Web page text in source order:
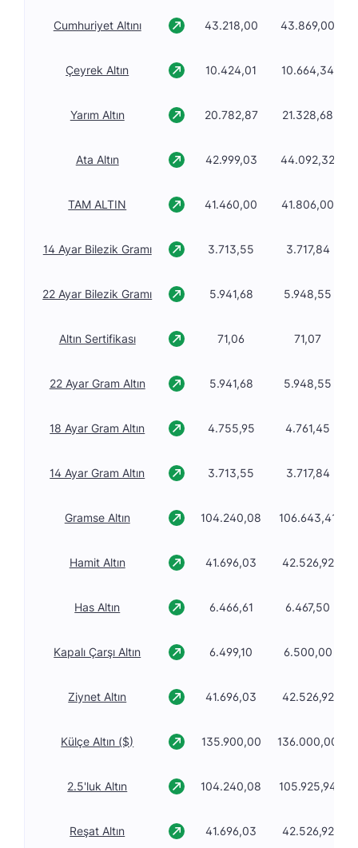
Cumhuriyet Altını 43.218,00 43.869,00
Çeyrek Altın 10.424,01 10.664,34
Yarım Altın 20.782,87 21.328,68
Ata Altın 42.999,03 44.092,32
TAM ALTIN 41.460,00 41.806,00
14 Ayar Bilezik Gramı 3.713,55 3.717,84
22 Ayar Bilezik Gramı 5.941,68 5.948,55
Altın Sertifikası 71,06 71,07
22 Ayar Gram Altın 5.941,68 5.948,55
18 Ayar Gram Altın 4.755,95 4.761,45
14 Ayar Gram Altın 3.713,55 3.717,84
Gramse Altın 104.240,08 106.643,41
Hamit Altın 41.696,03 42.526,92
Has Altın 6.466,61 6.467,50
Kapalı Çarşı Altın 6.499,10 6.500,00
Ziynet Altın 41.696,03 42.526,92
Külçe Altın ($) 135.900,00 136.000,00
2.5'luk Altın 104.240,08 105.925,94
Reşat Altın 41.696,03 42.526,92